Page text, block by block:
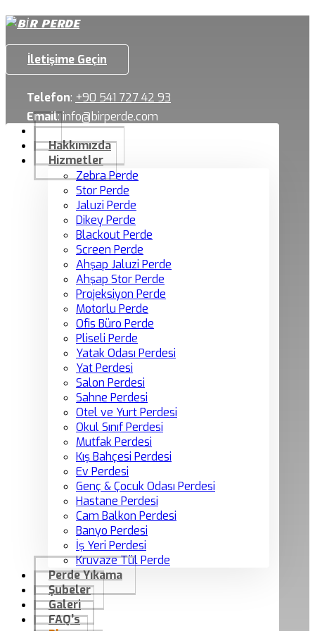
İletişime Geçin
Telefon: +90 541 727 42 93
Email:info@birperde.com
Hakkımızda
Hizmetler
Zebra Perde
Stor Perde
Jaluzi Perde
Dikey Perde
Blackout Perde
Screen Perde
Ahşap Jaluzi Perde
Ahşap Stor Perde
Projeksiyon Perde
Motorlu Perde
Ofis Büro Perde
Pliseli Perde
Yatak Odası Perdesi
Yat Perdesi
Salon Perdesi
Sahne Perdesi
Otel ve Yurt Perdesi
Okul Sınıf Perdesi
Mutfak Perdesi
Kış Bahçesi Perdesi
Ev Perdesi
Genç & Çocuk Odası Perdesi
Hastane Perdesi
Cam Balkon Perdesi
Banyo Perdesi
İş Yeri Perdesi
Kruvaze Tül Perde
Perde Yıkama
Şubeler
Galeri
FAQ’s